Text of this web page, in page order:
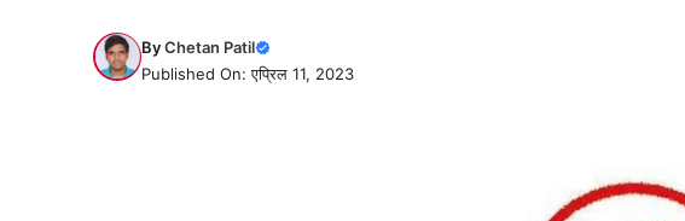
ByChetan Patil
Published On: एप्रिल 11, 2023